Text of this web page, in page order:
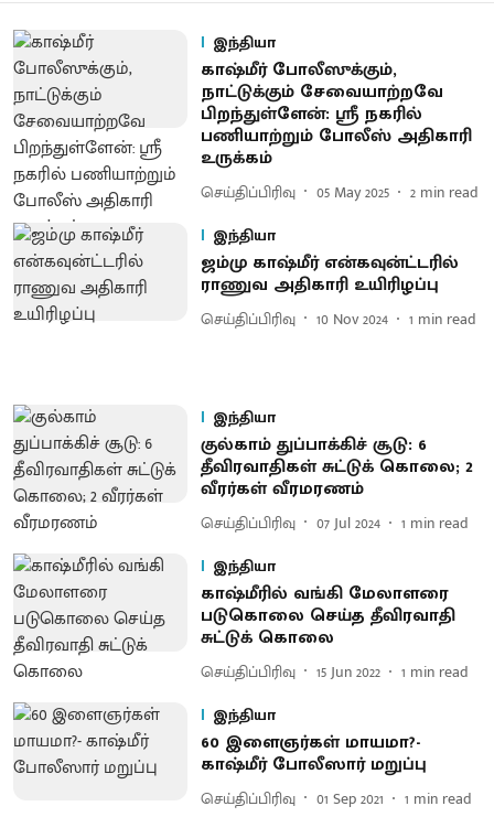
இந்தியா
காஷ்மீர் போலீஸுக்கும்,
நாட்டுக்கும் சேவையாற்றவே
பிறந்துள்ளேன்: ஸ்ரீ நகரில்
பணியாற்றும் போலீஸ் அதிகாரி
உருக்கம்
செய்திப்பிரிவு 05 May 2025 2 min read
இந்தியா
ஜம்மு காஷ்மீர் என்கவுன்ட்டரில்
ராணுவ அதிகாரி உயிரிழப்பு
செய்திப்பிரிவு 10 Nov 2024 1 min read
இந்தியா
குல்காம் துப்பாக்கிச் சூடு: 6
தீவிரவாதிகள் சுட்டுக் கொலை; 2
வீரர்கள் வீரமரணம்
செய்திப்பிரிவு 07 Jul 2024 1 min read
இந்தியா
காஷ்மீரில் வங்கி மேலாளரை
படுகொலை செய்த தீவிரவாதி
சுட்டுக் கொலை
செய்திப்பிரிவு 15 Jun 2022 1 min read
இந்தியா
60 இளைஞர்கள் மாயமா?-
காஷ்மீர் போலீஸார் மறுப்பு
செய்திப்பிரிவு 01 Sep 2021 1 min read